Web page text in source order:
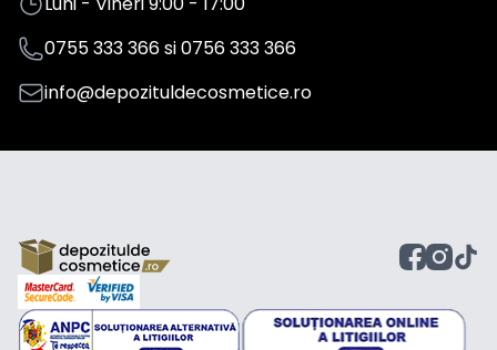
0755 333 366si0756 333 366
info@depozituldecosmetice.ro